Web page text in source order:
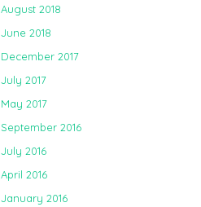
August 2018
June 2018
December 2017
July 2017
May 2017
September 2016
July 2016
April 2016
January 2016